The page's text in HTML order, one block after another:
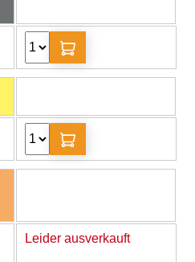
Leider ausverkauft